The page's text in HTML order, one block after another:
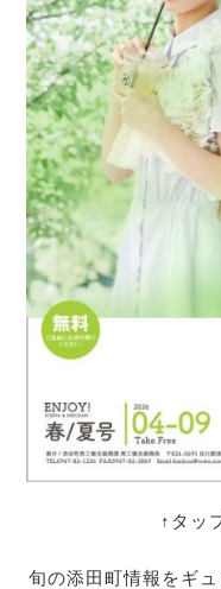
↑タッ
旬の添田町情報をギ